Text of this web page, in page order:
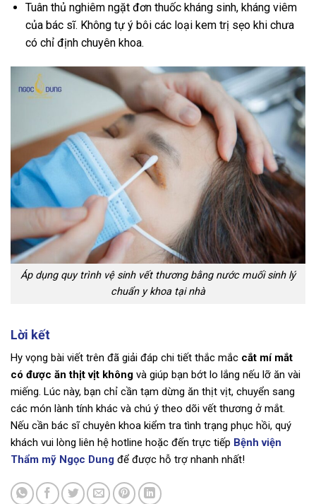
Tuân thủ nghiêm ngặt đơn thuốc kháng sinh, kháng viêm
của bác sĩ. Không tự ý bôi các loại kem trị sẹo khi chưa
có chỉ định chuyên khoa.
Áp dụng quy trình vệ sinh vết thương bằng nước muối sinh lý
chuẩn y khoa tại nhà
Lời kết
Hy vọng bài viết trên đã giải đáp chi tiết thắc mắc cắt mí mắt
có được ăn thịt vịt không và giúp bạn bớt lo lắng nếu lỡ ăn vài
miếng. Lúc này, bạn chỉ cần tạm dừng ăn thịt vịt, chuyển sang
các món lành tính khác và chú ý theo dõi vết thương ở mắt.
Nếu cần bác sĩ chuyên khoa kiểm tra tình trạng phục hồi, quý
khách vui lòng liên hệ hotline hoặc đến trực tiếp Bệnh viện
Thẩm mỹ Ngọc Dung để được hỗ trợ nhanh nhất!